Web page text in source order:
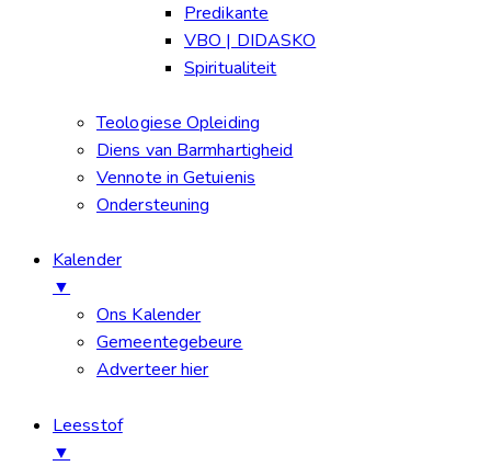
Predikante
VBO | DIDASKO
Spiritualiteit
Teologiese Opleiding
Diens van Barmhartigheid
Vennote in Getuienis
Ondersteuning
Kalender
▼
Ons Kalender
Gemeentegebeure
Adverteer hier
Leesstof
▼